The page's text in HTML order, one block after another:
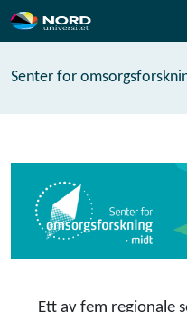
Senter for
Ett av fem regionale